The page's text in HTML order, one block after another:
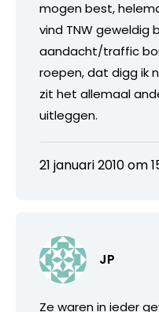
mogen best,
vind TNW geweldig
aandacht/traffic
roepen, dat digg ik
zit het allemaal
uitleggen.
21 januari 2010 om
JP
Ze waren in ieder